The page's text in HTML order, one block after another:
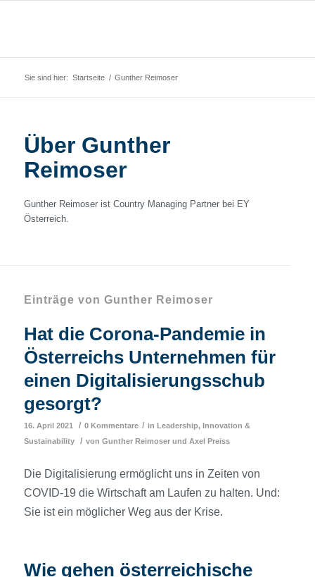
Sie sind hier: Startseite / Gunther Reimoser
Über Gunther
Reimoser
Gunther Reimoser ist Country Managing Partner bei EY
Österreich.
Einträge von Gunther Reimoser
Hat die Corona-Pandemie in
Österreichs Unternehmen für
einen Digitalisierungsschub
gesorgt?
16. April 2021 / 0 Kommentare / in Leadership, Innovation &
Sustainability
/ von Gunther Reimoserund Axel Preiss
Die Digitalisierung ermöglicht uns in Zeiten von
COVID-19 die Wirtschaft am Laufen zu halten. Und:
Sie ist ein möglicher Weg aus der Krise.
Wie gehen österreichische